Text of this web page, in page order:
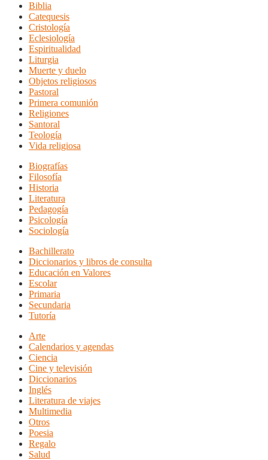
Biblia
Catequesis
Cristología
Eclesiología
Espiritualidad
Liturgia
Muerte y duelo
Objetos religiosos
Pastoral
Primera comunión
Religiones
Santoral
Teología
Vida religiosa
Biografías
Filosofía
Historia
Literatura
Pedagogía
Psicología
Sociología
Bachillerato
Diccionarios y libros de consulta
Educación en Valores
Escolar
Primaria
Secundaria
Tutoría
Arte
Calendarios y agendas
Ciencia
Cine y televisión
Diccionarios
Inglés
Literatura de viajes
Multimedia
Otros
Poesia
Regalo
Salud